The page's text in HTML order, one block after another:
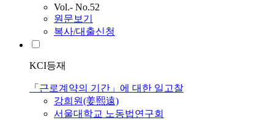
Vol.- No.52
원문보기
복사/대출신청
KCI등재
「근로계약의 기간」에 대한 일고찰
강희원(姜熙遠)
서울대학교 노동법연구회